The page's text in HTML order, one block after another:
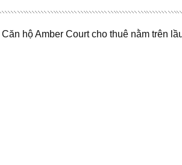
Căn hộ Amber Court cho thuê nằm trên